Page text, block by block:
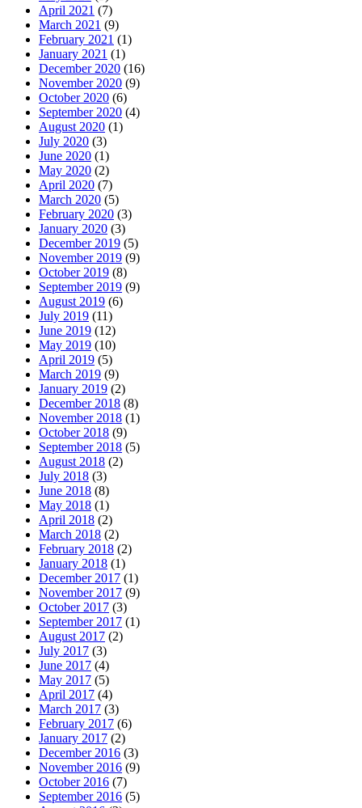
April 2021 (7)
March 2021 (9)
February 2021 (1)
January 2021 (1)
December 2020 (16)
November 2020 (9)
October 2020 (6)
September 2020 (4)
August 2020 (1)
July 2020 (3)
June 2020 (1)
May 2020 (2)
April 2020 (7)
March 2020 (5)
February 2020 (3)
January 2020 (3)
December 2019 (5)
November 2019 (9)
October 2019 (8)
September 2019 (9)
August 2019 (6)
July 2019 (11)
June 2019 (12)
May 2019 (10)
April 2019 (5)
March 2019 (9)
January 2019 (2)
December 2018 (8)
November 2018 (1)
October 2018 (9)
September 2018 (5)
August 2018 (2)
July 2018 (3)
June 2018 (8)
May 2018 (1)
April 2018 (2)
March 2018 (2)
February 2018 (2)
January 2018 (1)
December 2017 (1)
November 2017 (9)
October 2017 (3)
September 2017 (1)
August 2017 (2)
July 2017 (3)
June 2017 (4)
May 2017 (5)
April 2017 (4)
March 2017 (3)
February 2017 (6)
January 2017 (2)
December 2016 (3)
November 2016 (9)
October 2016 (7)
September 2016 (5)